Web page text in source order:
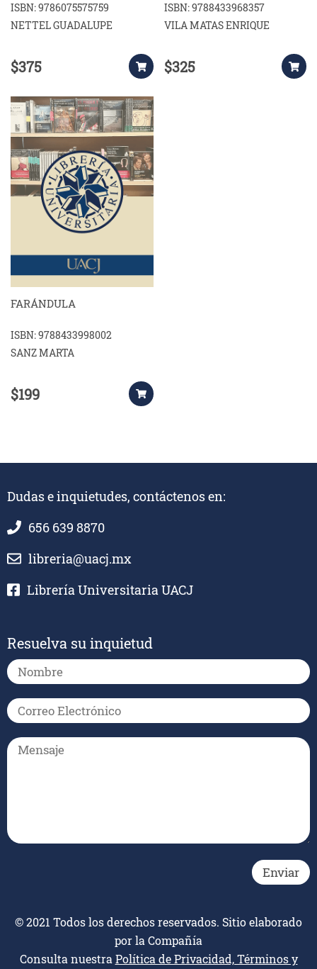
ISBN: 9786075575759
NETTEL GUADALUPE
$375
ISBN: 9788433968357
VILA MATAS ENRIQUE
$325
FARÁNDULA
ISBN: 9788433998002
SANZ MARTA
$199
Dudas e inquietudes, contáctenos en:
656 639 8870
libreria@uacj.mx
Librería Universitaria UACJ
Resuelva su inquietud
© 2021 Todos los derechos reservados. Sitio elaborado
por la Compañía
Consulta nuestra Política de Privacidad, Términos y